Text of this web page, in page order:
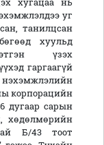
хугацаа нь
уг
танилцсан
хуульд
үзэх
гаргаагүй
корпорацийн
дугаар сарын
хөдөлмөрийн
Б/43 тоот